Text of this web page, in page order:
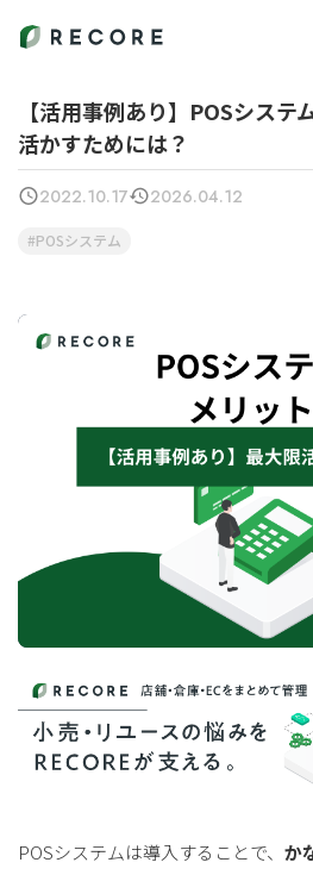
【活用事例あり】POSシス
活かすためには？
2022.10.17 2026.04.12
POSシステム
POSシステムは導入することで、 か